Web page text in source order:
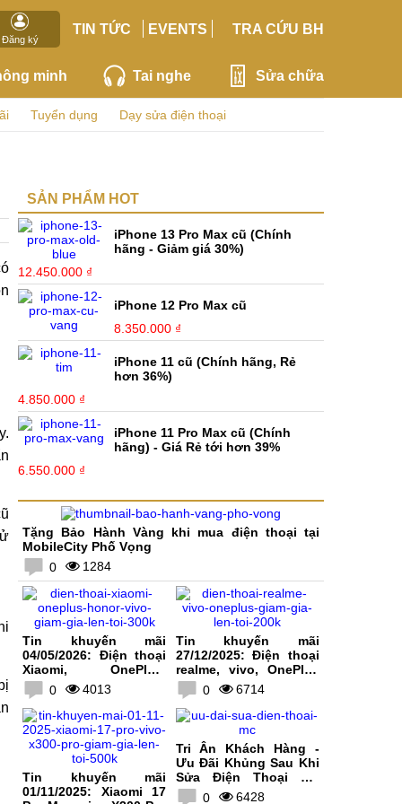
Đăng ký
TIN TỨC EVENTS TRA CỨU BH
minh Tai nghe Sửa chữa
Tuyển dụng Dạy sửa điện thoại
SẢN PHẨM HOT
iPhone 13 Pro Max cũ (Chính
hãng - Giảm giá 30%)
12.450.000 ₫
iPhone 12 Pro Max cũ
8.350.000 ₫
iPhone 11 cũ (Chính hãng, Rẻ
hơn 36%)
4.850.000 ₫
iPhone 11 Pro Max cũ (Chính
hãng) - Giá Rẻ tới hơn 39%
6.550.000 ₫
Tặng Bảo Hành Vàng khi mua điện thoại tại
MobileCity Phố Vọng
0
1284
Tin khuyến mãi
04/05/2026: Điện thoại
Xiaomi, OnePlus,
HONOR, vivo giảm giá
lên tới 300K
0 4013
Tin khuyến mãi
27/12/2025: Điện thoại
realme, vivo, OnePlus
giảm giá lên tới 200K
0 6714
Tin khuyến mãi
01/11/2025: Xiaomi 17
Tri Ân Khách Hàng -
Ưu Đãi Khủng Sau Khi
Sửa Điện Thoại Tại
MobileCity
0 6428